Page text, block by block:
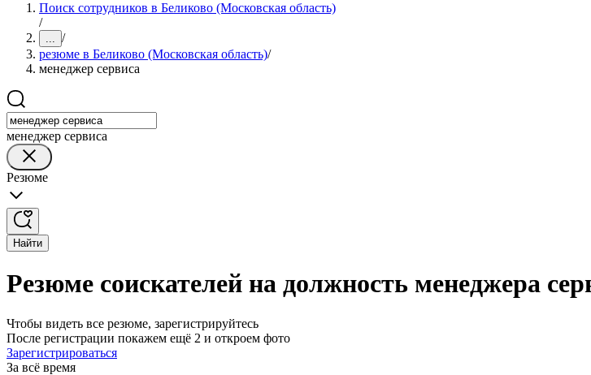
Поиск сотрудников в Беликово (Московская область)
/
... /
резюме в Беликово (Московская область)/
менеджер сервиса
менеджер сервиса
Резюме
Найти
Резюме соискателей на должность менеджера
Чтобы видеть все резюме, зарегистрируйтесь
После регистрации покажем ещё 2 и откроем фото
Зарегистрироваться
За всё время